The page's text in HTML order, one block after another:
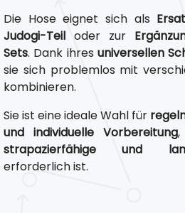
Die Hose eignet sich als
Judogi-Teil oder zur
Sets. Dank ihres universellen
sie sich problemlos mit
kombinieren.
Sie ist eine ideale Wahl für
und individuelle Vorbereitung
strapazierfähige und
erforderlich ist.